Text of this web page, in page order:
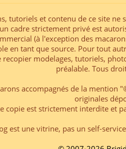
tutoriels et contenu de ce site
cadre strictement privé est
(à l'exception des
en tant que source. Pour tout
recopier modelages, tutoriels,
préalable. Tous
accompagnés de la mention
originales
copie est strictement interdite et
est une vitrine, pas un self-